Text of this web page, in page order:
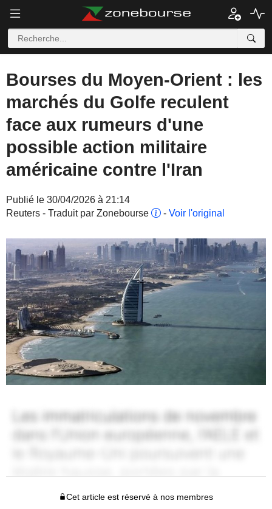
Bourses du Moyen-Orient : les
marchés du Golfe reculent
face aux rumeurs d'une
possible action militaire
américaine contre l'Iran
Publié le 30/04/2026 à 21:14
Reuters - Traduit par Zonebourse
- Voir l'original
Cet article est réservé à nos membres